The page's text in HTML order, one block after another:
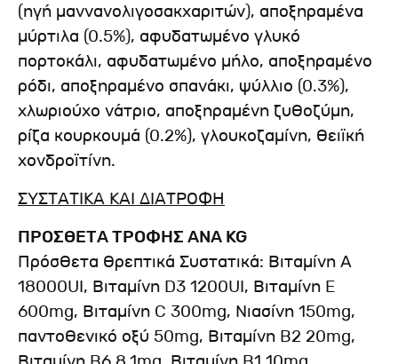
(ηγή μαννανολιγοσακχαριτών), αποξηραμένα
μύρτιλα (0.5%), αφυδατωμένο γλυκό
πορτοκάλι, αφυδατωμένο μήλο, αποξηραμένο
ρόδι, αποξηραμένο σπανάκι, ψύλλιο (0.3%),
χλωριούχο νάτριο, αποξηραμένη ζυθοζύμη,
ρίζα κουρκουμά (0.2%), γλουκοζαμίνη, θειϊκή
χονδροϊτίνη.
ΣΥΣΤΑΤΙΚΑ ΚΑΙ ΔΙΑΤΡΟΦΗ
ΠΡΟΣΘΕΤΑ ΤΡΟΦΗΣ ΑΝΑ KG
Πρόσθετα Θρεπτικά Συστατικά: Βιταμίνη A
18000UI, Βιταμίνη D3 1200UI, Βιταμίνη E
600mg, Βιταμίνη C 300mg, Νιασίνη 150mg,
παντοθενικό οξύ 50mg, Βιταμίνη B2 20mg,